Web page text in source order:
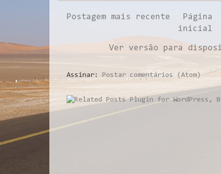
Postagem mais recente
Página
inicial
Ver versão para
Assinar: Postar comentários (Atom)